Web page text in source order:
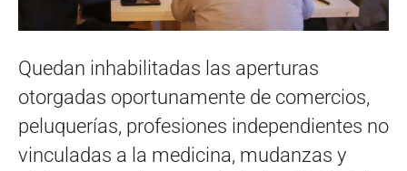
Quedan inhabilitadas las aperturas
otorgadas oportunamente de comercios,
peluquerías, profesiones independientes no
vinculadas a la medicina, mudanzas y